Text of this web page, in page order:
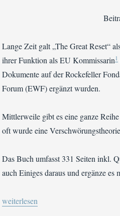
Lange Zeit galt „The Great Reset“
ihrer Funktion als EU Kommissarin1
Dokumente auf der Rockefeller
Forum (EWF) ergänzt wurden.
Mittlerweile gibt es eine ganze
oft wurde eine
Das Buch umfasst 331 Seiten inkl.
auch Einiges daraus und ergänze es
„Gastbeitrag: Rezension zum Buch
weiterlesen